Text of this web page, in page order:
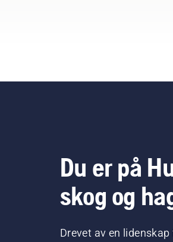
Du er på
skog og
Drevet av en